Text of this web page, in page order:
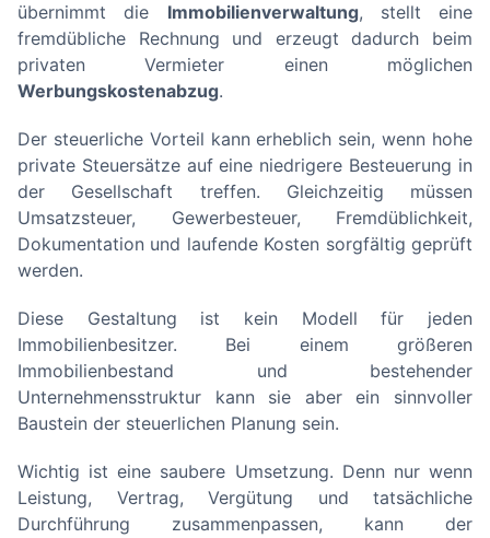
übernimmt die Immobilienverwaltung, stellt eine
fremdübliche Rechnung und erzeugt dadurch beim
privaten Vermieter einen möglichen
Werbungskostenabzug.
Der steuerliche Vorteil kann erheblich sein, wenn hohe
private Steuersätze auf eine niedrigere Besteuerung in
der Gesellschaft treffen. Gleichzeitig müssen
Umsatzsteuer, Gewerbesteuer, Fremdüblichkeit,
Dokumentation und laufende Kosten sorgfältig geprüft
werden.
Diese Gestaltung ist kein Modell für jeden
Immobilienbesitzer. Bei einem größeren
Immobilienbestand und bestehender
Unternehmensstruktur kann sie aber ein sinnvoller
Baustein der steuerlichen Planung sein.
Wichtig ist eine saubere Umsetzung. Denn nur wenn
Leistung, Vertrag, Vergütung und tatsächliche
Durchführung zusammenpassen, kann der